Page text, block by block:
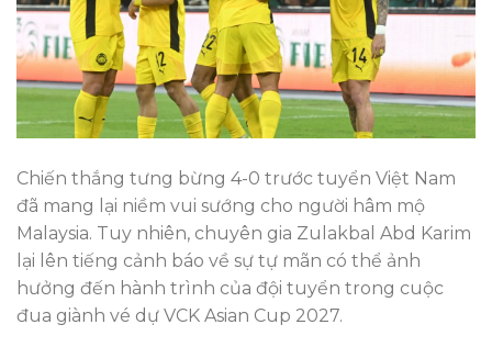
Chiến thắng tưng bừng 4-0 trước tuyển Việt Nam
đã mang lại niềm vui sướng cho người hâm mộ
Malaysia. Tuy nhiên, chuyên gia Zulakbal Abd Karim
lại lên tiếng cảnh báo về sự tự mãn có thể ảnh
hưởng đến hành trình của đội tuyển trong cuộc
đua giành vé dự VCK Asian Cup 2027.